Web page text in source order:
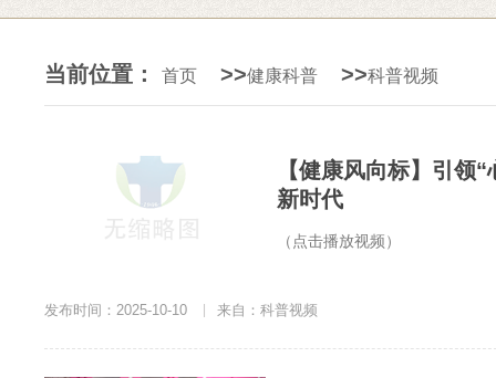
当前位置： 首页 >>健康科普 >>科普视频
【健康风向标】引领
新时代
（点击播放视频）
发布时间：2025-10-10 来自：科普视频